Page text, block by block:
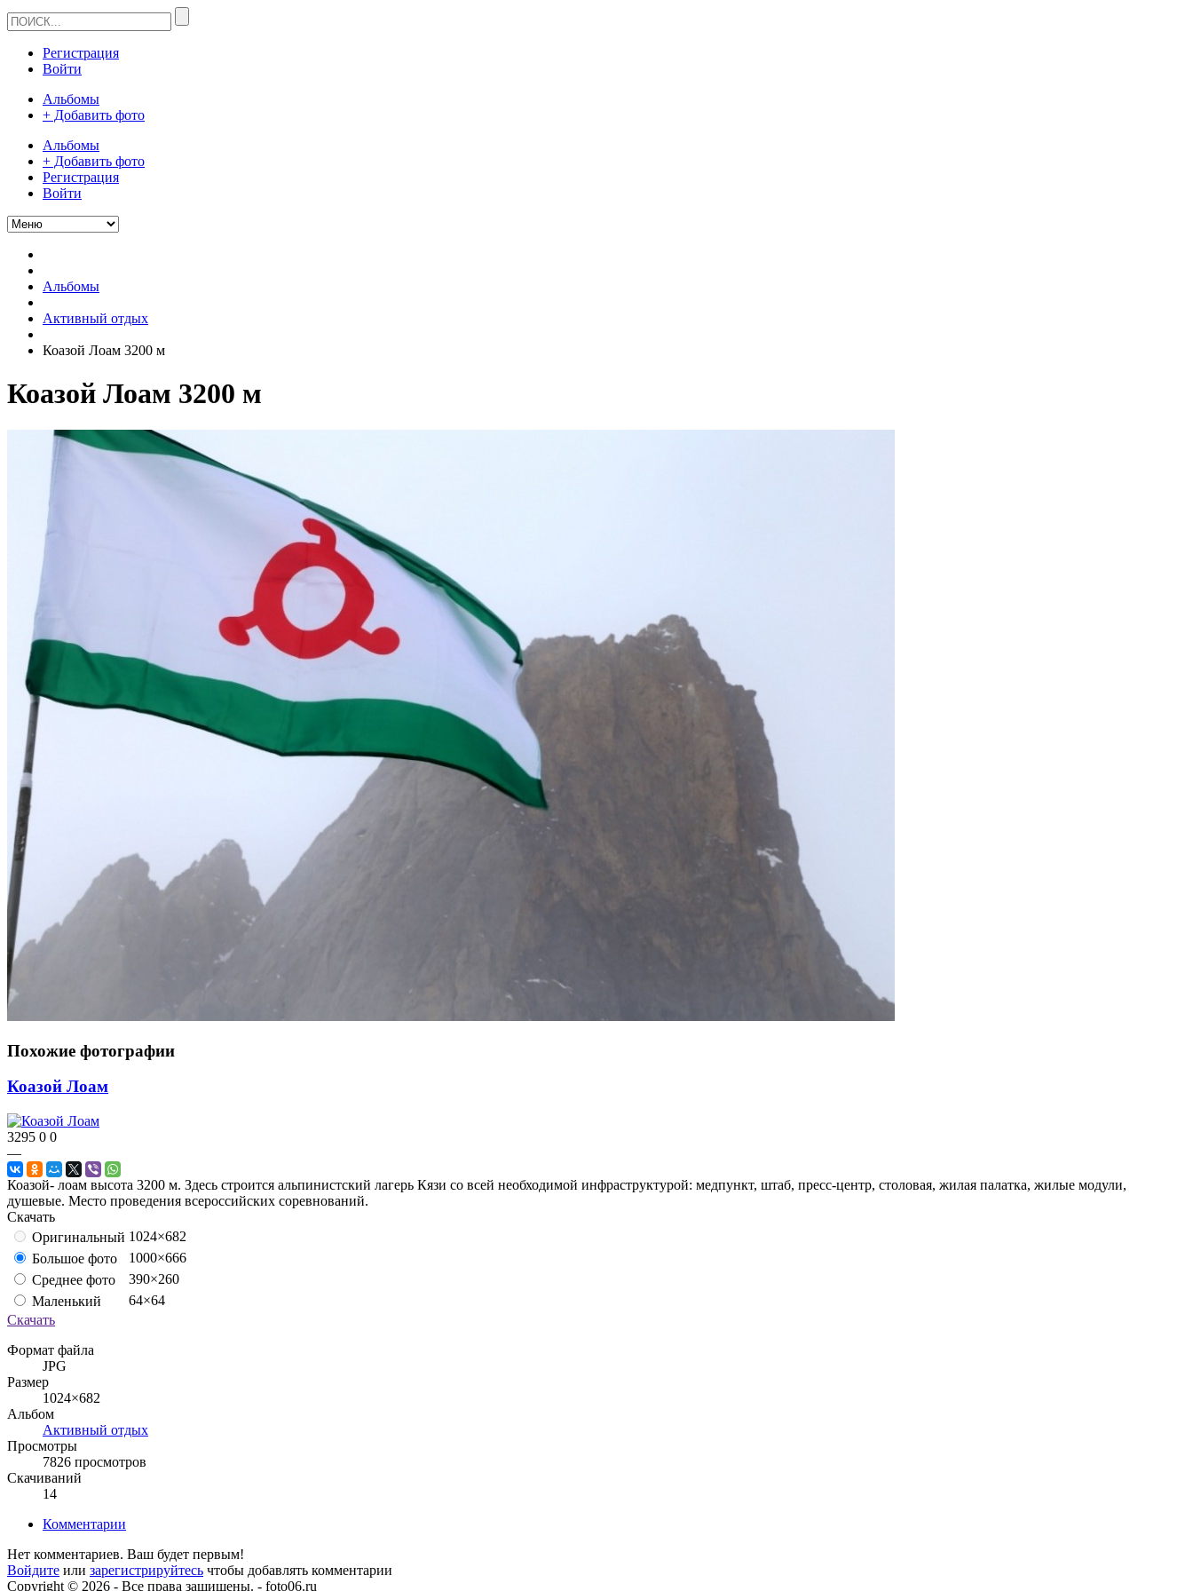
Регистрация
Войти
Альбомы
+ Добавить фото
Альбомы
+ Добавить фото
Регистрация
Войти
Альбомы
Активный отдых
Коазой Лоам 3200 м
Коазой Лоам 3200 м
Похожие фотографии
Коазой Лоам
3295 0 0
—
Коазой- лоам высота 3200 м. Здесь строится альпинистский лагерь Кязи со всей необходимой инфраструктурой: медпункт, штаб, пресс-центр, столовая, жилая палатка, жилые модули,
душевые. Место проведения всероссийских соревнований.
Скачать
Оригинальный 1024×682
Большое фото
1000×666
Среднее фото
390×260
Маленький
64×64
Скачать
Формат файла
JPG
Размер
1024×682
Альбом
Активный отдых
Просмотры
7826 просмотров
Скачиваний
14
Комментарии
Нет комментариев. Ваш будет первым!
Войдите или зарегистрируйтесь чтобы добавлять комментарии
Copyright © 2026 - Все права защищены. - foto06.ru